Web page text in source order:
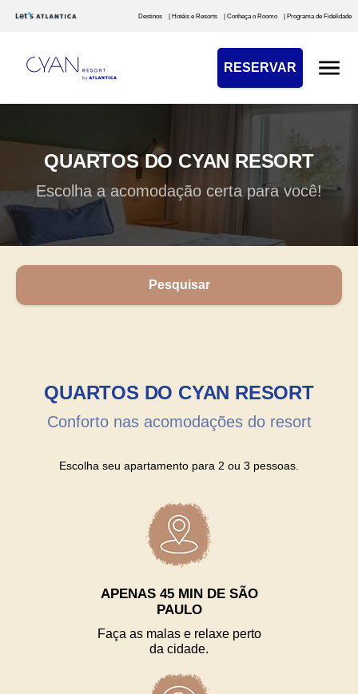
Destinos | Hotéis e Resorts | Conheça o Roomo | Programa de Fidelidade
RESERVAR
QUARTOS DO CYAN RESORT
Escolha a acomodação certa para você!
Pesquisar
QUARTOS DO CYAN RESORT
Conforto nas acomodações do resort
Escolha seu apartamento para 2 ou 3 pessoas.
APENAS 45 MIN DE SÃO
PAULO
Faça as malas e relaxe perto
da cidade.